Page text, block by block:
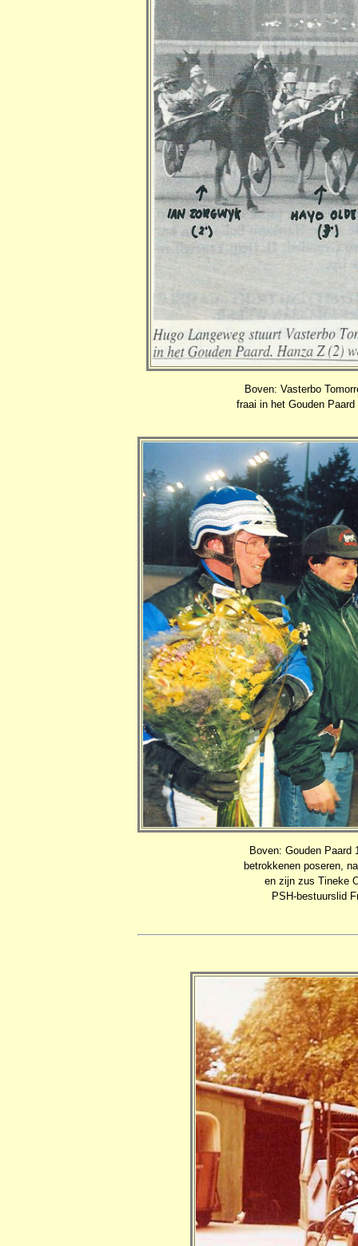
Boven: Vasterbo
fraai in het Gouden
Boven: Gouden Paard
betrokkenen poseren,
en zijn zus Tineke
PSH-bestuurslid